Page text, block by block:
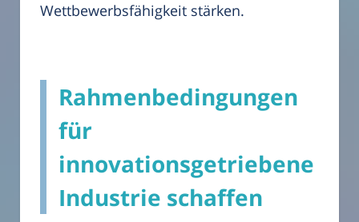
Wettbewerbsfähigkeit stärken.
Rahmenbedingungen
für
innovationsgetriebene
Industrie schaffen